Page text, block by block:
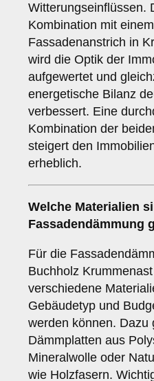
Witterungseinflüssen.
Kombination mit
Fassadenanstrich in
wird die Optik der
aufgewertet und
energetische Bilanz
verbessert. Eine
Kombination der
steigert den
erheblich.
Welche Materialien
Fassadendämmung
Für die
Buchholz
verschiedene
Gebäudetyp und
werden können. Dazu
Dämmplatten aus
Mineralwolle oder
wie Holzfasern.